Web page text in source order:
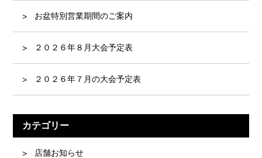
お盆特別営業期間のご案内
２０２６年８月大会予定表
２０２６年７月の大会予定表
カテゴリー
店舗お知らせ